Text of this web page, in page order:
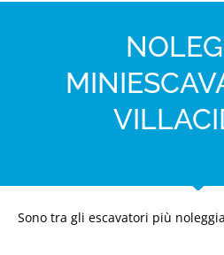
Sono tra gli escavatori più